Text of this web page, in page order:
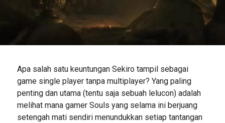
Apa salah satu keuntungan Sekiro tampil sebagai
game single player tanpa multiplayer? Yang paling
penting dan utama (tentu saja sebuah lelucon) adalah
melihat mana gamer Souls yang selama ini berjuang
setengah mati sendiri menundukkan setiap tantangan